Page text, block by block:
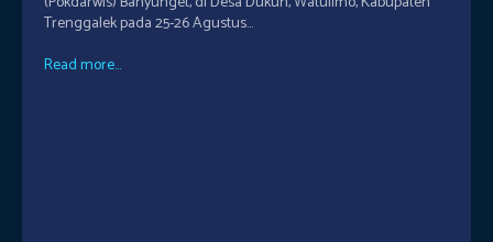
Trenggalek pada 25-26 Agustus...
Read more...